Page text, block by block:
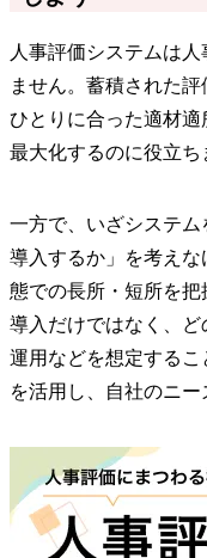
人事評価システムは
ません。蓄積された
ひとりに合った適材
最大化するのに役立ち
一方で、いざシステ
導入するか」を考え
態での長所・短所を把
導入だけではなく、
運用などを想定する
を活用し、自社のニー